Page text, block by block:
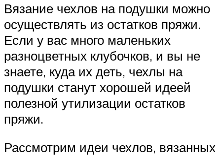
Вязание чехлов на подушки можно
осуществлять из остатков пряжи.
Если у вас много маленьких
разноцветных клубочков, и вы не
знаете, куда их деть, чехлы на
подушки станут хорошей идеей
полезной утилизации остатков
пряжи.
Рассмотрим идеи чехлов, вязанных